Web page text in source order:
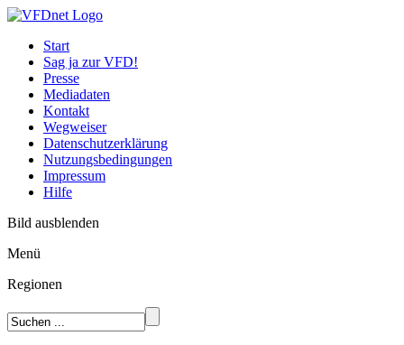
Start
Sag ja zur VFD!
Presse
Mediadaten
Kontakt
Wegweiser
Datenschutzerklärung
Nutzungsbedingungen
Impressum
Hilfe
Bild ausblenden
Menü
Regionen